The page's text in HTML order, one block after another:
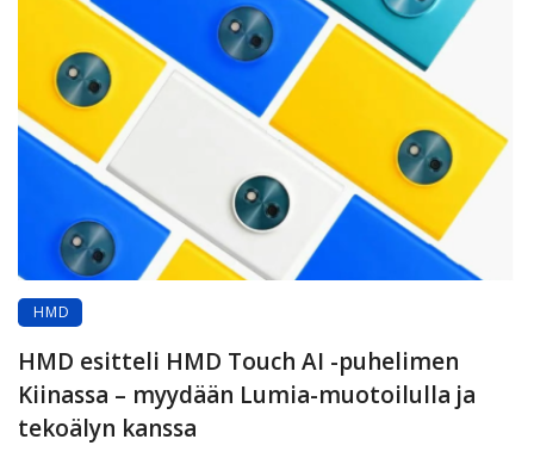
HMD
HMD esitteli HMD Touch AI -puhelimen
Kiinassa – myydään Lumia-muotoilulla ja
tekoälyn kanssa